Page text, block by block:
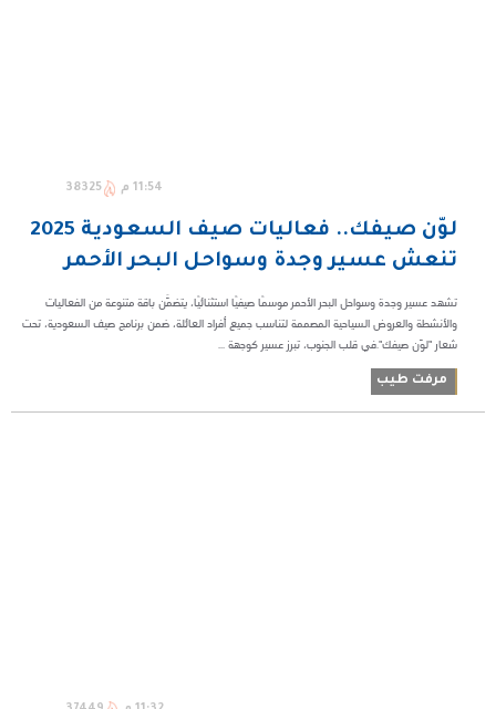
11:54 م 38325
لوّن صيفك.. فعاليات صيف السعودية 2025
تنعش عسير وجدة وسواحل البحر الأحمر
تشهد عسير وجدة وسواحل البحر الأحمر موسمًا صيفيًا استثنائيًا، يتضمَّن باقة متنوعة من الفعاليات
والأنشطة والعروض السياحية المصممة لتناسب جميع أفراد العائلة، ضمن برنامج صيف السعودية، تحت
شعار "لوّن صيفك".في قلب الجنوب، تبرز عسير كوجهة ...
مرفت طيب